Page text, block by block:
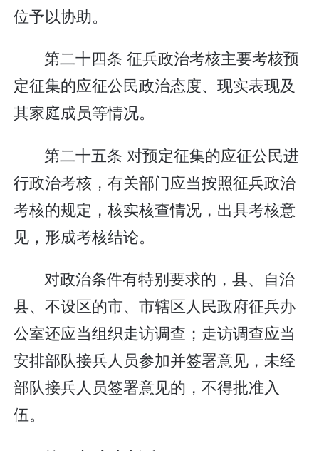
位予以协助。
第二十四条 征兵政治考核主要考核预
定征集的应征公民政治态度、现实表现及
其家庭成员等情况。
第二十五条 对预定征集的应征公民进
行政治考核，有关部门应当按照征兵政治
考核的规定，核实核查情况，出具考核意
见，形成考核结论。
对政治条件有特别要求的，县、自治
县、不设区的市、市辖区人民政府征兵办
公室还应当组织走访调查；走访调查应当
安排部队接兵人员参加并签署意见，未经
部队接兵人员签署意见的，不得批准入
伍。